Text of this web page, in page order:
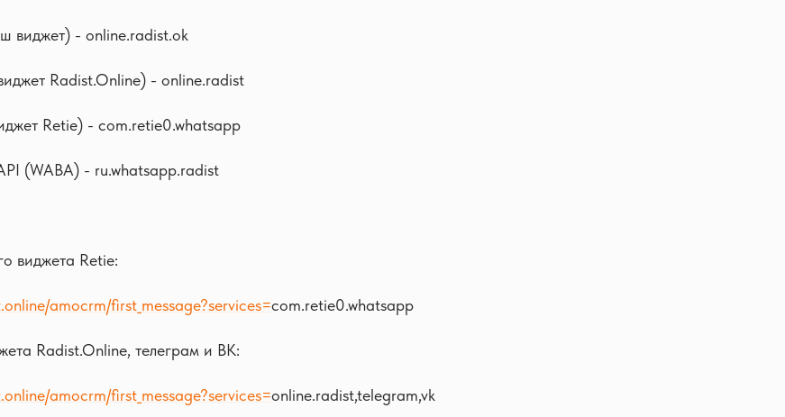
виджет) - online.radist.ok
Radist.Online) - online.radist
Retie) - com.retie0.whatsapp
(WABA) - ru.whatsapp.radist
виджета Retie:
amocrm/first_message?services=com.retie0.whatsapp
Radist.Online, телеграм и ВК:
amocrm/first_message?services=online.radist,telegram,vk